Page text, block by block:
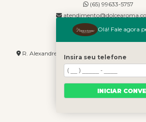
(65) 99633-5757
Endereço
R. Alexandre de Barros, 1730 - Jordão -
Olá! Fale agora
Insira seu telefone
INICIAR